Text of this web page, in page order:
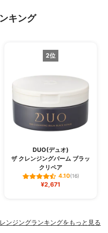
キング
2位
DUO(デュオ)
ザ クレンジングバーム ブラッ
クリペア
4.10(16)
¥2,671
ンジングランキングをもっと見る